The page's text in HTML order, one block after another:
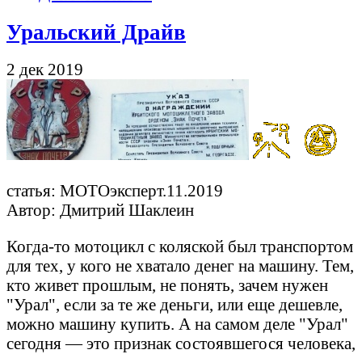
Уральский Драйв
2 дек 2019
статья: МОТОэксперт.11.2019
Автор: Дмитрий Шаклеин
Когда-то мотоцикл с коляской был транспортом
для тех, у кого не хватало денег на машину. Тем,
кто живет прошлым, не понять, зачем нужен
"Урал", если за те же деньги, или еще дешевле,
можно машину купить. А на самом деле "Урал"
сегодня — это признак состоявшегося человека,